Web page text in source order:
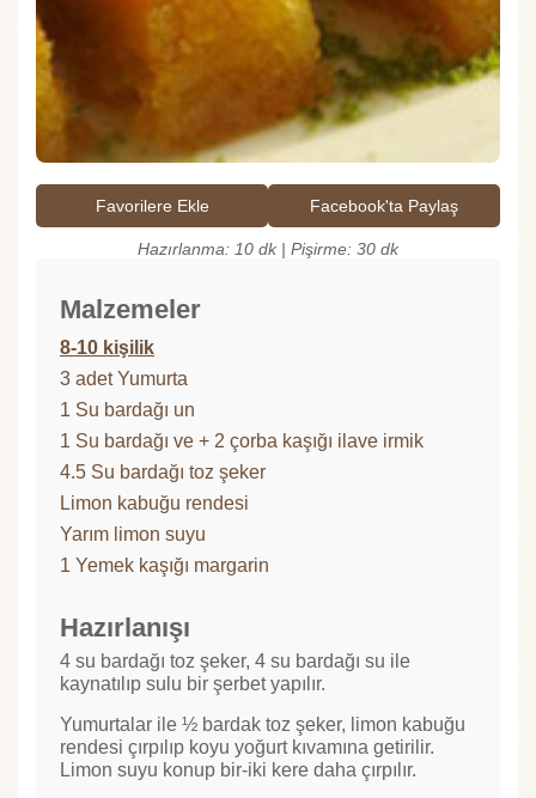
Favorilere Ekle Facebook'ta Paylaş
Hazırlanma: 10 dk | Pişirme: 30 dk
Malzemeler
8-10 kişilik
3 adet Yumurta
1 Su bardağı un
1 Su bardağı ve + 2 çorba kaşığı ilave irmik
4.5 Su bardağı toz şeker
Limon kabuğu rendesi
Yarım limon suyu
1 Yemek kaşığı margarin
Hazırlanışı
4 su bardağı toz şeker, 4 su bardağı su ile
kaynatılıp sulu bir şerbet yapılır.
Yumurtalar ile ½ bardak toz şeker, limon kabuğu
rendesi çırpılıp koyu yoğurt kıvamına getirilir.
Limon suyu konup bir-iki kere daha çırpılır.